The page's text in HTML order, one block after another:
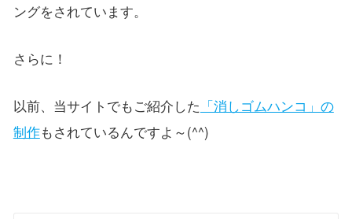
ングをされています。
さらに！
以前、当サイトでもご紹介した 「消しゴムハンコ」の
制作もされているんですよ～(^^)